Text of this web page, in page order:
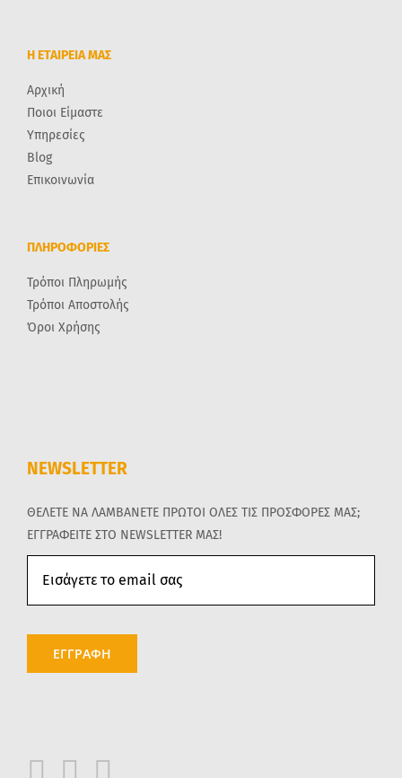
Η ΕΤΑΙΡΕΙΑ ΜΑΣ
Αρχική
Ποιοι Είμαστε
Υπηρεσίες
Blog
Επικοινωνία
ΠΛΗΡΟΦΟΡΙΕΣ
Τρόποι Πληρωμής
Τρόποι Αποστολής
Όροι Χρήσης
NEWSLETTER
ΘΕΛΕΤΕ ΝΑ ΛΑΜΒΑΝΕΤΕ ΠΡΩΤΟΙ ΟΛΕΣ ΤΙΣ ΠΡΟΣΦΟΡΕΣ ΜΑΣ;
ΕΓΓΡΑΦΕΙΤΕ ΣΤΟ NEWSLETTER ΜΑΣ!
ΕΓΓΡΑΦΗ